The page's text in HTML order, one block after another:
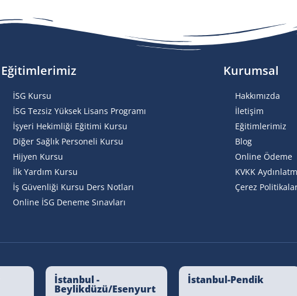
Eğitimlerimiz
İSG Kursu
İSG Tezsiz Yüksek Lisans Programı
İşyeri Hekimliği Eğitimi Kursu
Diğer Sağlık Personeli Kursu
Hijyen Kursu
İlk Yardım Kursu
İş Güvenliği Kursu Ders Notları
Online İSG Deneme Sınavları
Kurumsal
Hakkımızda
İletişim
Eğitimlerimiz
Blog
Online Ödeme
KVKK
Çerez
İstanbul -
Beylikdüzü/Esenyurt
İstanbul-Pendik